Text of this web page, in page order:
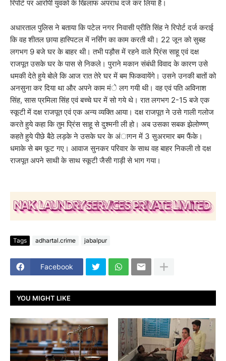
रिपोर्ट पर आरोपी युवको के खिलाफ अपराध दर्ज कर लिया है।
अधारताल पुलिस ने बताया कि पटेल नगर निवासी प्रीति सिंह ने रिपोर्ट दर्ज कराई
कि वह शीतल छाया हास्पिटल में नर्सिंग का काम करती थी। 22 जून को सुबह
लगभग 9 बजे घर के बाहर थी। तभी पड़ौस में रहने वाले प्रिंस साहू एवं दक्ष
राजपूत उसके घर के पास से निकले। पुराने मकान संबंधी विवाद के कारण उसे
धमकी देते हुये बोले कि आज रात तेरे घर में बम फिकवायेंगे। उसने उनकी बातों को
अनसुना कर दिया था और अपने काम मंे लग गयी थी। वह एवं पति अविनाश
सिंह, सास प्रमिला सिंह एवं बच्चे घर में सो गये थे। रात लगभग 2-15 बजे एक
स्कूटी में दक्ष राजपूत एवं एक अन्य व्यक्ति आया। दक्ष राजपूत ने उसे गाली गलोज
करते हुये कहा कि तुम प्रिंस साहू से दुश्मनी ली हो। अब उसका सबक झेलोण्ण्ण्
कहते हुये पीछे बैठे लड़के ने उसके घर के अंागन में 3 सुअरमार बम फैंके।
धमाके से बम फूट गए। आवाज सुनकर परिवार के साथ वह बाहर निकली तो दक्ष
राजपूत अपने साथी के साथ स्कूटी जैसी गाड़ी से भाग गया।
Tags adhartal.crime jabalpur
Facebook
YOU MIGHT LIKE